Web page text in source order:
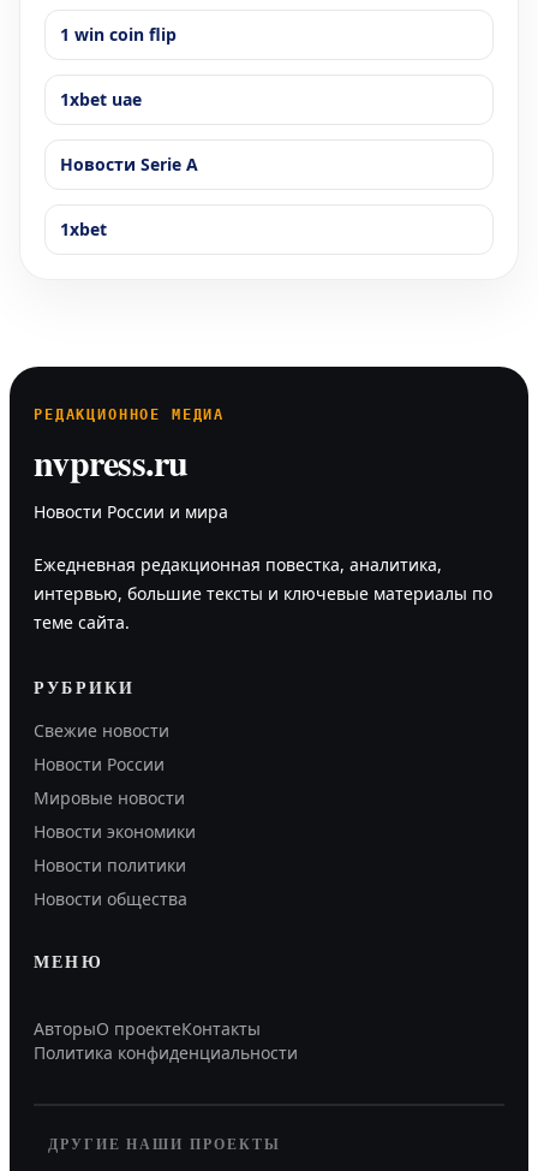
1 win coin flip
1xbet uae
Новости Serie A
1xbet
РЕДАКЦИОННОЕ МЕДИА
nvpress.ru
Новости России и мира
Ежедневная редакционная повестка, аналитика,
интервью, большие тексты и ключевые материалы по
теме сайта.
РУБРИКИ
Свежие новости
Новости России
Мировые новости
Новости экономики
Новости политики
Новости общества
МЕНЮ
АвторыО проектеКонтакты
Политика конфиденциальности
ДРУГИЕ НАШИ ПРОЕКТЫ